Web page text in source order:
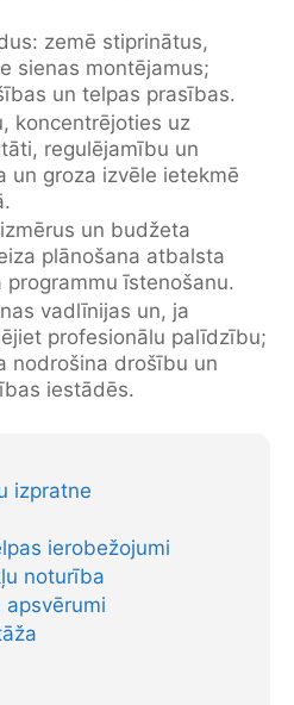
zemē stiprinātus,
sienas montējamus;
un telpas prasības.
koncentrējoties uz
regulējamību un
un groza izvēle ietekmē
un budžeta
plānošana atbalsta
īstenošanu.
vadlīnijas un, ja
profesionālu palīdzību;
nodrošina drošību un
iestādēs.
izpratne
ierobežojumi
noturība